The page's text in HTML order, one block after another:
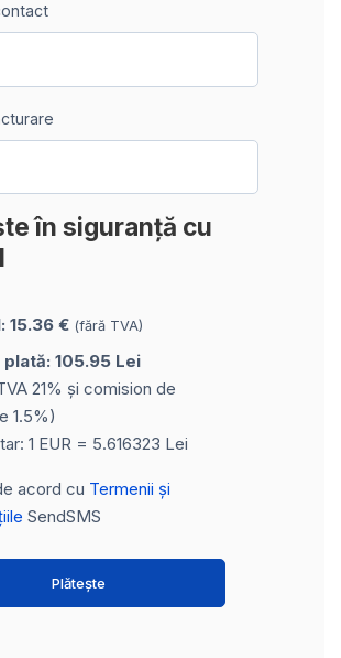
în siguranță cu
15.36 € (fără TVA)
105.95 Lei
21% și comision de
1.5%)
1 EUR = 5.616323 Lei
acord cu Termenii și
SendSMS
Plătește